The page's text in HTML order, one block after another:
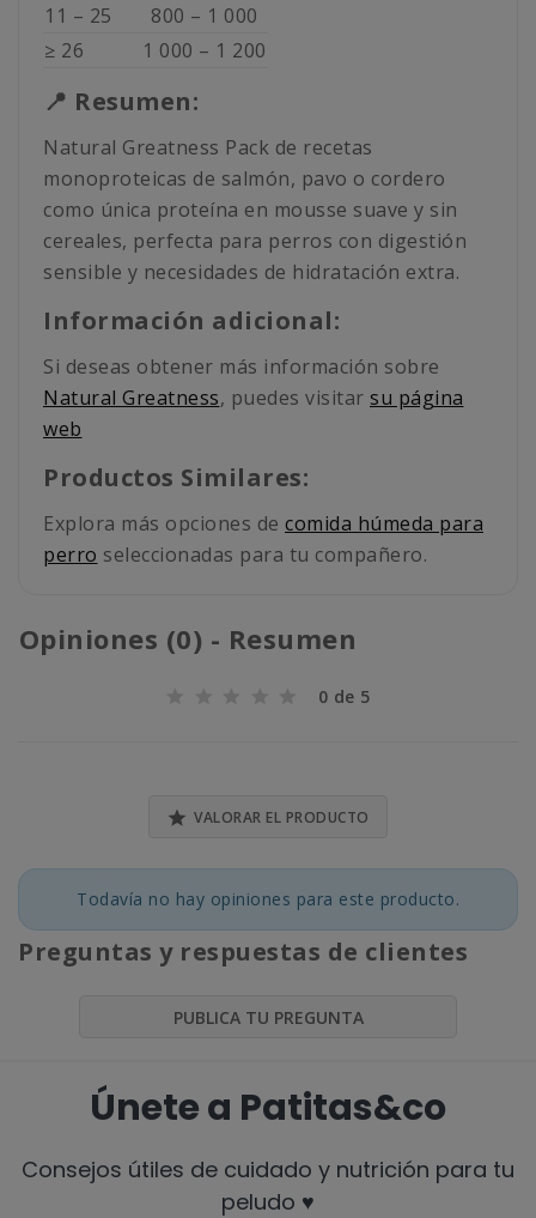
11 – 25
800 – 1 000
≥ 26
1 000 – 1 200
📍 Resumen:
Natural Greatness Pack de recetas
monoproteicas de salmón, pavo o cordero
como única proteína en mousse suave y sin
cereales, perfecta para perros con digestión
sensible y necesidades de hidratación extra.
Información adicional:
Si deseas obtener más información sobre
Natural Greatness, puedes visitar su página
web
Productos Similares:
Explora más opciones de comida húmeda para
perro seleccionadas para tu compañero.
Opiniones (0) - Resumen
0 de 5
 VALORAR EL PRODUCTO
Todavía no hay opiniones para este producto.
Preguntas y respuestas de clientes
PUBLICA TU PREGUNTA
Únete a Patitas&co
Consejos útiles de cuidado y nutrición para tu
peludo ♥️